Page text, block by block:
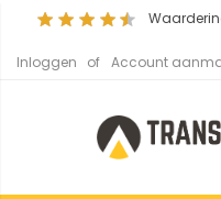
Inloggen Account